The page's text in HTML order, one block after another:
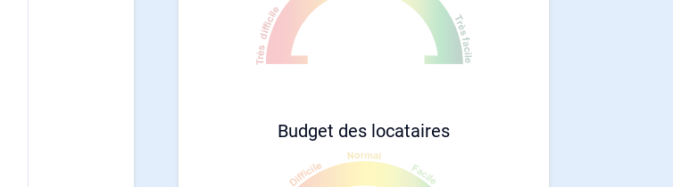
Budget des locataires